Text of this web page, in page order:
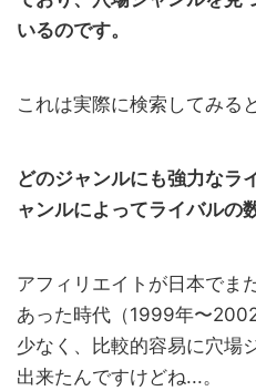
いるのです。
これは実際に検索してみる
どのジャンルにも強力なラ
ャンルによってライバルの
アフィリエイトが日本でま
あった時代（1999年〜
少なく、比較的容易に穴場
出来たんですけどね...。